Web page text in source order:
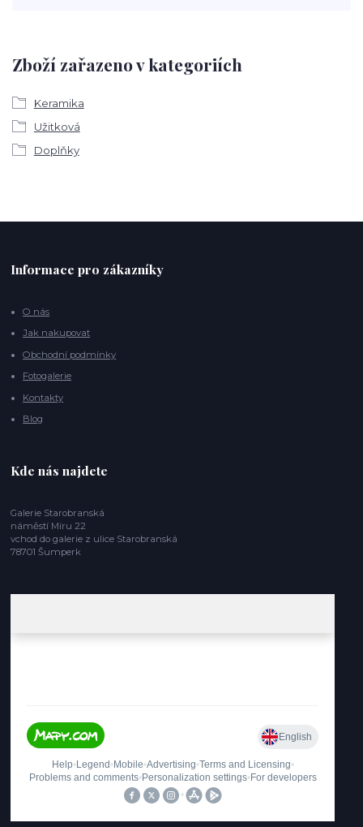
Zboží zařazeno v kategoriích
Keramika
Užitková
Doplňky
Informace pro zákazníky
O nás
Jak nakupovat
Obchodní podmínky
Fotogalerie
Kontakty
Blog
Kde nás najdete
Galerie Starobranská
náměstí Míru 22
vchod do galerie z ulice Starobranská
78701 Šumperk